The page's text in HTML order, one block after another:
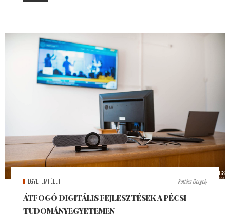
EGYETEMI ÉLET Kottász Gergely
ÁTFOGÓ DIGITÁLIS FEJLESZTÉSEK A PÉCSI
TUDOMÁNYEGYETEMEN